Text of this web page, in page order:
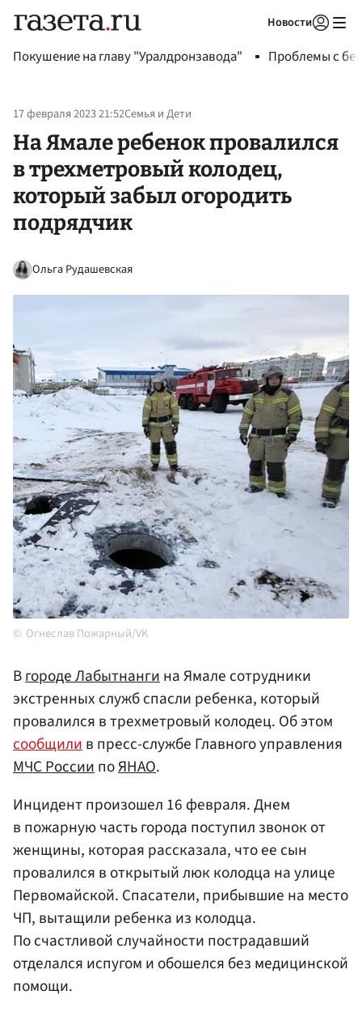
Новости
Покушение на главу "Уралдронзавода" Проблемы с
17 февраля 2023 21:52Семья и Дети
На Ямале ребенок провалился
в трехметровый колодец,
который забыл огородить
подрядчик
Ольга Рудашевская
Огнеслав Пожарный/VK
Вгороде Лабытнангина Ямале сотрудники
экстренных служб спасли ребенка, который
провалился в трехметровый колодец. Об этом
сообщилив пресс-службе Главного управления
МЧС РоссиипоЯНАО.
Инцидент произошел 16 февраля. Днем
в пожарную часть города поступил звонок от
женщины, которая рассказала, что ее сын
провалился в открытый люк колодца на улице
Первомайской. Спасатели, прибывшие на место
ЧП, вытащили ребенка из колодца.
По счастливой случайности пострадавший
отделался испугом и обошелся без медицинской
помощи.